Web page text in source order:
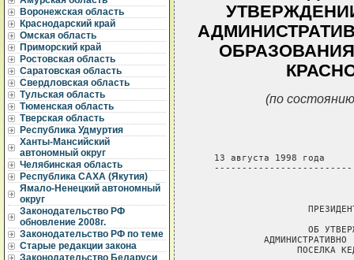
Воронежская область
Краснодарский край
Омская область
Приморский край
Ростовская область
Саратовская область
Свердловская область
Тульская область
Тюменская область
Тверская область
Республика Удмуртия
Ханты-Мансийский
автономный округ
Челябинская область
Республика САХА (Якутия)
Ямало-Ненецкий автономный
округ
Законодательство РФ
обновление 2008г.
Законодательство РФ по теме
Старые редакции закона
Законодательство Беларуси
(по
13 августа 1998 года
ОБ
АДМИНИСТРАТИВНО
ПОСЕЛКА